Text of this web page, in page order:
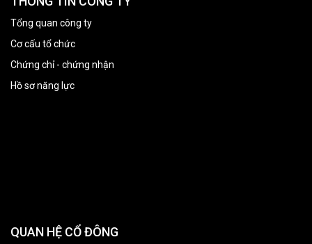
Tổng quan công ty
Cơ cấu tổ chức
Chứng chỉ - chứng nhận
Hồ sơ năng lực
QUAN HỆ CỔ ĐÔNG